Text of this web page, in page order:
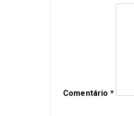
Comentário *